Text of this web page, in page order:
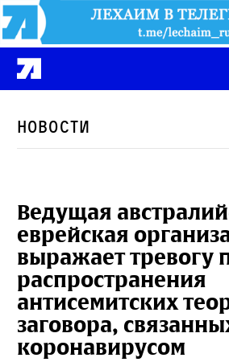
Новости
Ведущая
еврейская
выражает тревогу
распространения
антисемитских
заговора,
коронавирусом